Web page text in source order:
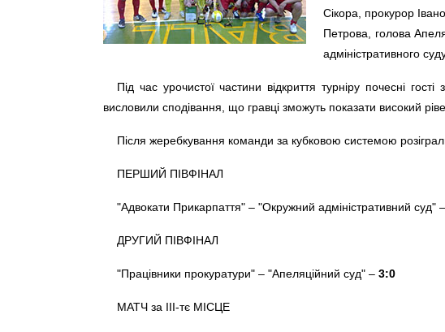
Сікора, прокурор
Петрова, голова
адміністративного
Під час урочистої частини відкриття турніру почесні
висловили сподівання, що гравці зможуть показати високий
Після жеребкування команди за кубковою системою
ПЕРШИЙ ПІВФІНАЛ
"Адвокати Прикарпаття" – "Окружний адміністративний суд" –
ДРУГИЙ ПІВФІНАЛ
"Працівники прокуратури" – "Апеляційний суд" – 3:0
МАТЧ за ІІІ-тє МІСЦЕ